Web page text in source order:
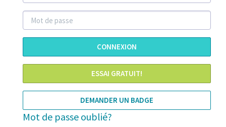
ESSAI GRATUIT!
DEMANDER UN BADGE
Mot de passe oublié?